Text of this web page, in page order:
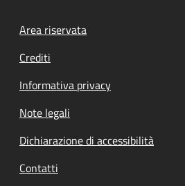
Footer menu
Area riservata
Crediti
Informativa privacy
Note legali
Dichiarazione di accessibilità
Contatti